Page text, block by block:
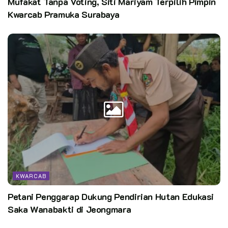
Kwarcab Pramuka Surabaya
KWARCAB
Petani Penggarap Dukung Pendirian Hutan Edukasi
Saka Wanabakti di Jeongmara